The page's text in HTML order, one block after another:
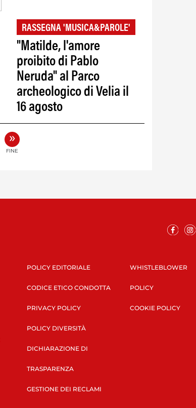
RASSEGNA 'MUSICA&PAROLE'
"Matilde, l'amore
proibito di Pablo
Neruda" al Parco
archeologico di Velia il
16 agosto
»
FINE
POLICY EDITORIALE
CODICE ETICO CONDOTTA
PRIVACY POLICY
POLICY DIVERSITÀ
DICHIARAZIONE DI
TRASPARENZA
GESTIONE DEI RECLAMI
WHISTLEBLOWER
POLICY
COOKIE POLICY